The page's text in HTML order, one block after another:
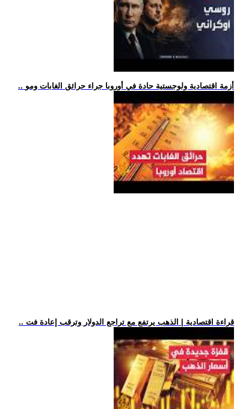
.. أزمة اقتصادية ولوجستية حادة في أوروبا جراء حرائق الغابات ومو
.. قراءة اقتصادية | الذهب يرتفع مع تراجع الدولار وترقب إعادة فت